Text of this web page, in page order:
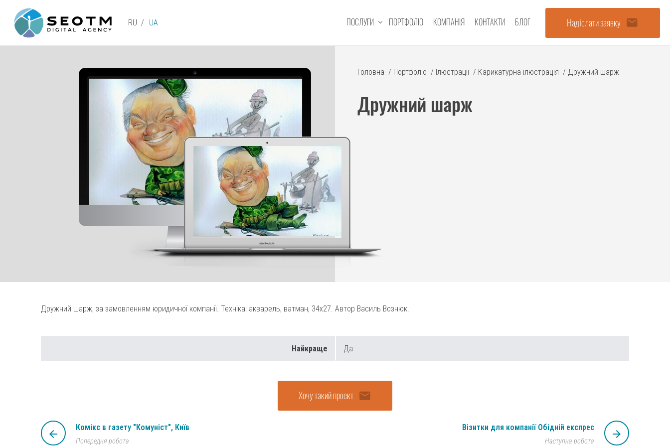
RU UA ПОСЛУГИ ПОРТФОЛІО КОМПАНІЯ КОНТАКТИ БЛОГ Надіслати заявку email
Головна / Портфоліо / Ілюстрації / Карикатурна ілюстрація / Дружний шарж
Дружний шарж
Дружний шарж, за замовленням юридичної компанії. Техніка: акварель, ватман, 34х27. Автор Василь Вознюк.
Найкраще Да
Хочу такий проект email
arrow_back
Комікс в газету "Комуніст", Київ
Попередня робота
Візитки для компанії Обідній експрес
Наступна робота
arrow_forward